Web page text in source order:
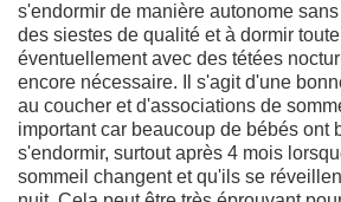
s'endormir de manière autonome
des siestes de qualité et à dormir
éventuellement avec des tétées
encore nécessaire. Il s'agit d'une
au coucher et d'associations de
important car beaucoup de bébés ont
s'endormir, surtout après 4 mois
sommeil changent et qu'ils se